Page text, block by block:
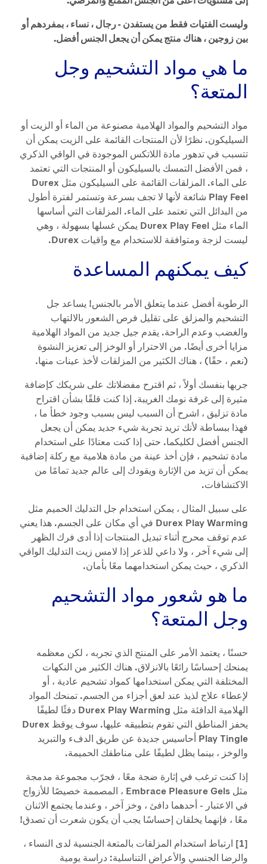
وليست الفتيات فقط من يستفدن - رجال ، نساء ، بمفردهم أو
بين زوجين ، هناك منتج يمكن أن يجعل الجنس أفضل.
ما هي مواد التشحيم وجل
المتعة؟
مواد التشحيم والمواد الهلامية مصنوعة من الماء أو الزيت أو
السيليكون. نظرًا لأن المنتجات القائمة على الزيت يمكن أن
تتسبب في تدهور مادة اللاتكس الموجودة في الواقي الذكري
، فمن الأفضل التمسك بالسيليكون أو المنتجات التي تعتمد
على الماء. المزلقات القائمة على السيليكون مثل Durex
Play Feel شائعة لأنها لا تجف بسرعة وتستمر لفترة أطول
من البدائل التي تعتمد على الماء. المزلقات التي أساسها
الماء مثل Durex Play Feel يمكن غسلها بسهولة ، وهي
ليست لزجة ومتوافقة للاستخدام مع واقيات Durex.
كيف يمكنهم المساعدة
الرطوبة أفضل عندما يتعلق الأمر بالجنس! يساعد جل
التشحيم والمزلق على تقليل فرص الشعور بالالتهاب
والغضب وعدم الراحة. يقدم جيل جديد من المواد الهلامية
مزايا أخرى أيضًا. من الاحترار أو الوخز إلى تعزيز النشوة
(نعم ، حقًا) ، هناك الكثير من المزلقات لأخذ عينات منها.
جربها بنفسك أولاً ، ثم اقترح مفضلاتك على شريكك كإضافة
مثيرة إلى غرفة نومك الغريبة. إذا كنت قلقًا بشأن اقتراح
مادة تزليق ، اشرح أن السبب ليس بسبب وجود خطأ ما ،
فهذا ببساطة لأنك تريد تجربة شيء جديد يمكن أن يجعل
الجنس أفضل لكليكما. حتى إذا كنت معتادًا على استخدام
مادة تشحيم ، فإن أخذ عينة من مادة هلامية مع ركلة إضافية
يمكن أن تزيد من الإثارة ويقودك إلى عالم جديد تمامًا من
الاكتشافات.
على سبيل المثال ، يمكن استخدام جل التدليك الحميم مثل
Durex Play Warming في أي مكان على الجسم. هذا يعني
عدم توقف محرج أثناء تبديل المنتجات إذا أدى فرك الظهر
إلى شيء آخر ، ولا داعي للذعر إذا لامس زيت التدليك الواقي
الذكري ، حيث يمكن استخدامهما معًا بأمان.
ما هو شعور مواد التشحيم
وجل المتعة؟
حسنًا ، يعتمد الأمر على المنتج الذي تجربه ، لكن معظمه
يمنحك إحساسًا رائعًا بالانزلاق. هناك الكثير من النكهات
المختلفة التي يمكن استخدامها كمواد تشحيم عادية ، أو
لإعطاء علاج لذيذ عند لعق أجزاء من الجسم. تمنحك المواد
الهلامية الدافئة مثل Durex Play Warming دفئًا لطيفًا
يحفز المناطق التي تقوم بتطبيقه عليها. سوف يوقظ Durex
Play Tingle أحاسيس جديدة عن طريق الدفء والتبريد
والوخز ، بينما يظل لطيفًا على مناطقك الحميمة.
إذا كنت ترغب في إثارة ضجة معًا ، فجرّب مجموعة مدمجة
مثل Embrace Pleasure Gels ، المصممة خصيصًا للأزواج
في الاعتبار - أحدهما دافئ ، وخز آخر ، وعندما يجتمع الاثنان
معًا ، فإنهما يخلقان إحساسًا يجب أن يكون شعرت أن تصدق!
[1] ارتباط استخدام المزلقات بالمتعة الجنسية لدى النساء ،
والرضا الجنسي والأعراض التناسلية: دراسة يومية